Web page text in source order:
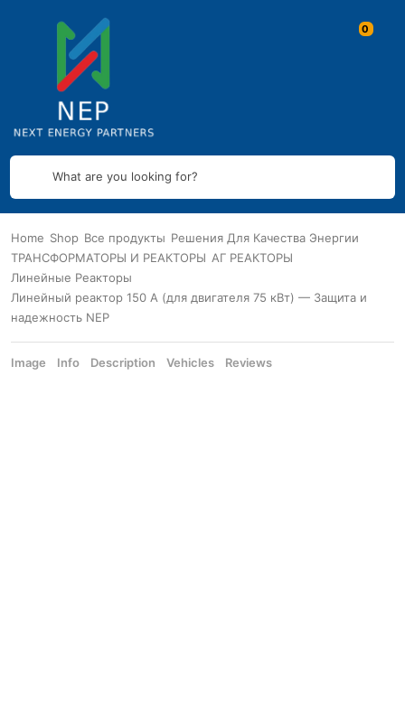
What are you looking for?
Home Shop Все продукты Решения Для Качества Энергии
ТРАНСФОРМАТОРЫ И РЕАКТОРЫ АГ РЕАКТОРЫ
Линейные Реакторы
Линейный реактор 150 А (для двигателя 75 кВт) — Защита и
надежность NEP
Image Info Description Vehicles Reviews